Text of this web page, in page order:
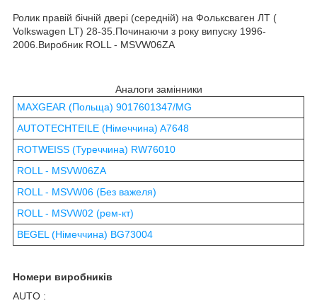
Ролик правій бічній двері (середній) на Фольксваген ЛТ (
Volkswagen LT) 28-35.Починаючи з року випуску 1996-
2006.Виробник ROLL - MSVW06ZA
Аналоги замінники
MAXGEAR (Польща) 9017601347/MG
AUTOTECHTEILE (Німеччина) A7648
ROTWEISS (Туреччина) RW76010
ROLL - MSVW06ZA
ROLL - MSVW06 (Без важеля)
ROLL - MSVW02 (рем-кт)
BEGEL (Німеччина) BG73004
Номери виробників
AUTO :